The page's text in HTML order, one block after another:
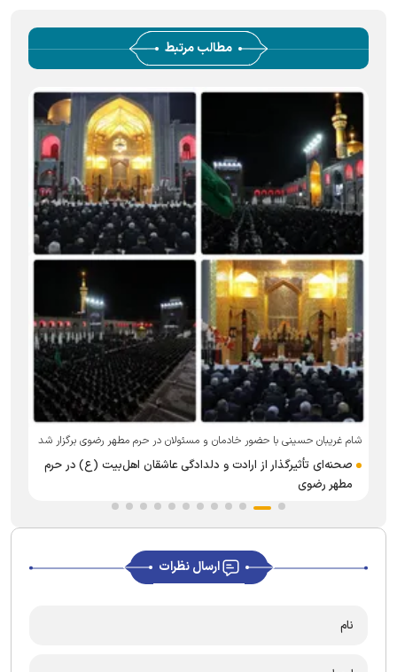
مطالب مرتبط
شام غریبان حسینی با حضور خادمان و مسئولان در حرم مطهر رضوی برگزار شد
صحنه‌ای تأثیرگذار از ارادت و دلدادگی عاشقان اهل‌بیت (ع) در حرم
مطهر رضوی
ارسال نظرات